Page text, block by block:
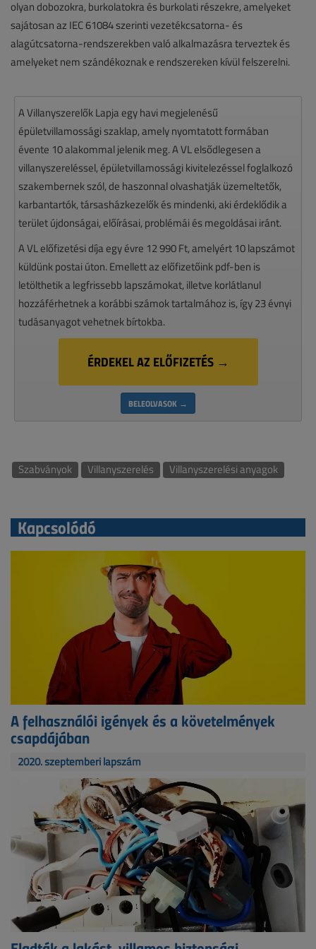
olyan dobozokra, burkolatokra és burkolati részekre, amelyeket
sajátosan az IEC 61084 szerinti vezetékcsatorna- és
alagútcsatorna-rendszerekben való alkalmazásra terveztek és
amelyeket nem szándékoznak e rendszereken kívül felszerelni.
A Villanyszerelők Lapja egy havi megjelenésű
épületvillamossági szaklap, amely nyomtatott formában
évente 10 alakommal jelenik meg. A VL elsődlegesen a
villanyszereléssel, épületvillamossági kivitelezéssel foglalkozó
szakembernek szól, de haszonnal olvashatják üzemeltetők,
karbantartók, társasházkezelők és mindenki, aki érdeklődik a
terület újdonságai, előírásai, problémái és megoldásai iránt.
A VL előfizetési díja egy évre 12 990 Ft, amelyért 10 lapszámot
küldünk postai úton. Emellett az előfizetőink pdf-ben is
letölthetik a legfrissebb lapszámokat, illetve korlátlanul
hozzáférhetnek a korábbi számok tartalmához is, így 23 évnyi
tudásanyagot vehetnek bírtokba.
ÉRDEKEL AZ ELŐFIZETÉS →
BELEOLVASOK →
Szabványok Villanyszerelés Villanyszerelési anyagok
Kapcsolódó
A felhasználói igények és a követelmények
csapdájában
2020. szeptemberi lapszám